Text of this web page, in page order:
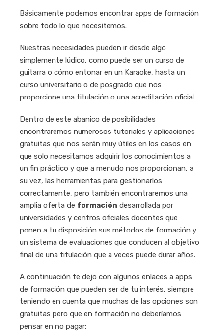
Básicamente podemos encontrar apps de formación
sobre todo lo que necesitemos.
Nuestras necesidades pueden ir desde algo
simplemente lúdico, como puede ser un curso de
guitarra o cómo entonar en un Karaoke, hasta un
curso universitario o de posgrado que nos
proporcione una titulación o una acreditación oficial.
Dentro de este abanico de posibilidades
encontraremos numerosos tutoriales y aplicaciones
gratuitas que nos serán muy útiles en los casos en
que solo necesitamos adquirir los conocimientos a
un fin práctico y que a menudo nos proporcionan, a
su vez, las herramientas para gestionarlos
correctamente, pero también encontraremos una
amplia oferta de formación desarrollada por
universidades y centros oficiales docentes que
ponen a tu disposición sus métodos de formación y
un sistema de evaluaciones que conducen al objetivo
final de una titulación que a veces puede durar años.
A continuación te dejo con algunos enlaces a apps
de formación que pueden ser de tu interés, siempre
teniendo en cuenta que muchas de las opciones son
gratuitas pero que en formación no deberíamos
pensar en no pagar: